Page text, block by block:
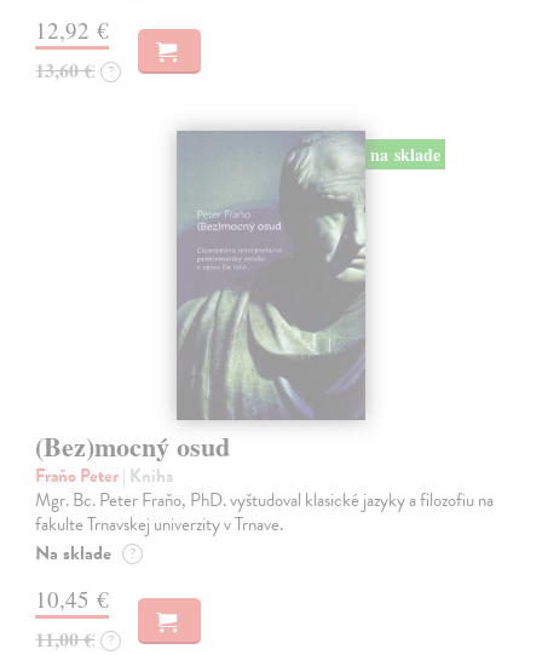
12,92 €
13,60 € ?
na sklade
(Bez)mocný osud
Fraňo Peter| Kniha
Mgr. Bc. Peter Fraňo, PhD. vyštudoval klasické jazyky a filozofiu na
fakulte Trnavskej univerzity v Trnave.
Na sklade ?
10,45 €
11,00 € ?